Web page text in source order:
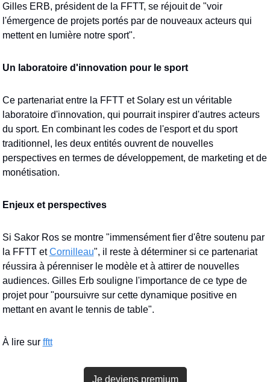
Gilles ERB, président de la FFTT, se réjouit de "voir
l'émergence de projets portés par de nouveaux acteurs qui
mettent en lumière notre sport".
Un laboratoire d'innovation pour le sport
Ce partenariat entre la FFTT et Solary est un véritable
laboratoire d'innovation, qui pourrait inspirer d'autres acteurs
du sport. En combinant les codes de l'esport et du sport
traditionnel, les deux entités ouvrent de nouvelles
perspectives en termes de développement, de marketing et de
monétisation.
Enjeux et perspectives
Si Sakor Ros se montre "immensément fier d'être soutenu par
la FFTT et Cornilleau", il reste à déterminer si ce partenariat
réussira à pérenniser le modèle et à attirer de nouvelles
audiences. Gilles Erb souligne l'importance de ce type de
projet pour "poursuivre sur cette dynamique positive en
mettant en avant le tennis de table".
À lire sur fftt
Je deviens premium